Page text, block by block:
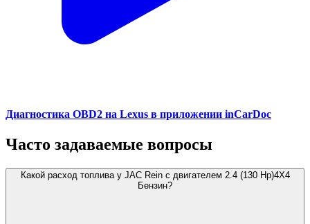
Диагностика OBD2 на Lexus в приложении inCarDoc
Часто задаваемые вопросы
Какой расход топлива у JAC Rein с двигателем 2.4 (130 Hp)4X4
Бензин?